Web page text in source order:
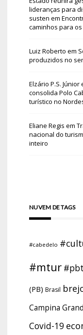
lideranças para
susten em
caminhos para
Luiz Roberto em
produzidos no
Elzário P.S. Júnior
consolida Polo
turístico no
Eliane Regis em
nacional do
inteiro
NUVEM DE TAGS
#cabedelo
#mtur
(PB) Brasil
Campina
Covid-19